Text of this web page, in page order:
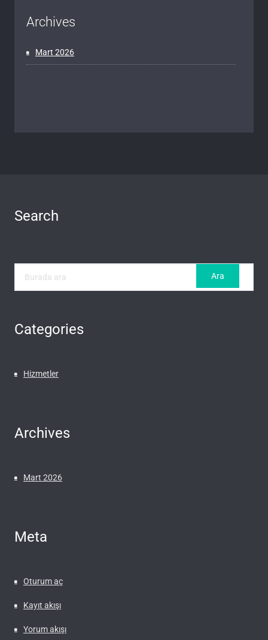
Archives
Mart 2026
Search
Categories
Hizmetler
Archives
Mart 2026
Meta
Oturum aç
Kayıt akışı
Yorum akışı